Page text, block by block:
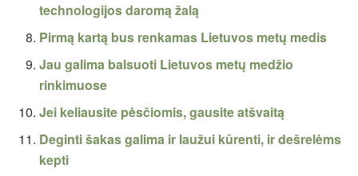
technologijos daromą žalą
Pirmą kartą bus renkamas Lietuvos metų medis
Jau galima balsuoti Lietuvos metų medžio
rinkimuose
Jei keliausite pėsčiomis, gausite atšvaitą
Deginti šakas galima ir laužui kūrenti, ir dešrelėms
kepti